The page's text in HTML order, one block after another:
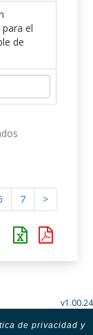
el
de
7 >
v1.00.24
de privacidad y